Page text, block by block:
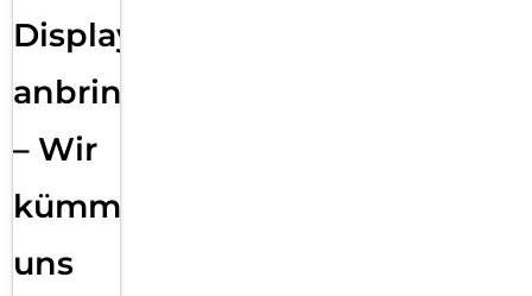
Displayfolie
anbringen
– Wir
kümmern
uns